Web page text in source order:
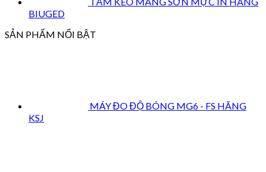
BIUGED
SẢN PHẨM NỔI BẬT
MÁY ĐO ĐỘ BÓNG MG6 - FS HÃNG
KSJ